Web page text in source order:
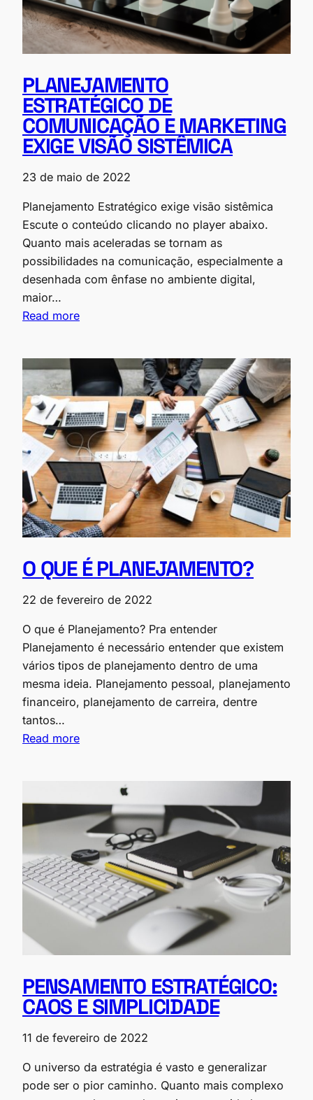
PLANEJAMENTO
ESTRATÉGICO DE
COMUNICAÇÃO E MARKETING
EXIGE VISÃO SISTÊMICA
23 de maio de 2022
Planejamento Estratégico exige visão sistêmica
Escute o conteúdo clicando no player abaixo.
Quanto mais aceleradas se tornam as
possibilidades na comunicação, especialmente a
desenhada com ênfase no ambiente digital,
maior…
Read more
O QUE É PLANEJAMENTO?
22 de fevereiro de 2022
O que é Planejamento? Pra entender
Planejamento é necessário entender que existem
vários tipos de planejamento dentro de uma
mesma ideia. Planejamento pessoal, planejamento
financeiro, planejamento de carreira, dentre
tantos…
Read more
PENSAMENTO ESTRATÉGICO:
CAOS E SIMPLICIDADE
11 de fevereiro de 2022
O universo da estratégia é vasto e generalizar
pode ser o pior caminho. Quanto mais complexo